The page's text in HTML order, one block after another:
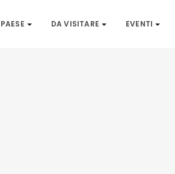
DA VISITARE EVENTI